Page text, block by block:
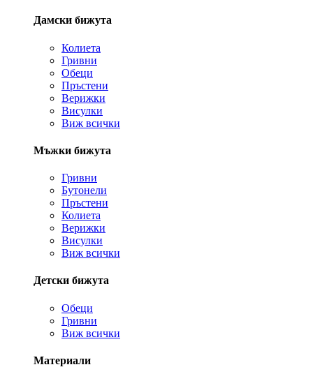
Дамски бижута
Колиета
Гривни
Обеци
Пръстени
Верижки
Висулки
Виж всички
Мъжки бижута
Гривни
Бутонели
Пръстени
Колиета
Верижки
Висулки
Виж всички
Детски бижута
Обеци
Гривни
Виж всички
Материали